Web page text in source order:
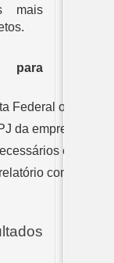
mais
para
Federal ou outra
da empresa que
e envie
com as